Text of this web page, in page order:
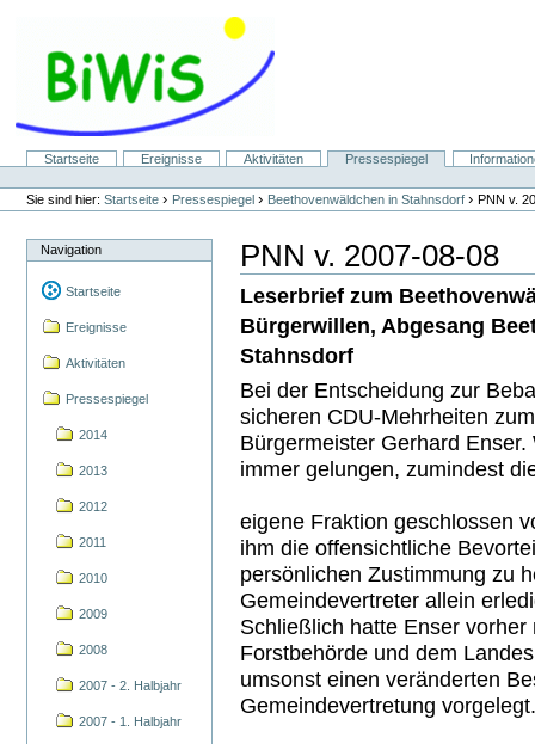
Navigation
SektionenStartseite Ereignisse Aktivitäten Pressespiegel
Benutzerspezifische
Werkzeuge
Sie sind hier: Startseite › Pressespiegel › Beethovenwäldchen in Stahnsdorf ›PNN v.
Navigation
Startseite
Ereignisse
Aktivitäten
Pressespiegel
2014
2013
2012
2011
2010
2009
2008
2007 - 2. Halbjahr
2007 - 1. Halbjahr
PNN v. 2007-08-08
Leserbrief zum
Bürgerwillen, Abgesang
Stahnsdorf
Bei der Entscheidung zur
sicheren CDU-Mehrheiten
Bürgermeister Gerhard
immer gelungen, zumindest
eigene Fraktion geschlossen
ihm die offensichtliche
persönlichen Zustimmung zu
Gemeindevertreter allein
Schließlich hatte Enser
Forstbehörde und dem
umsonst einen veränderten
Gemeindevertretung